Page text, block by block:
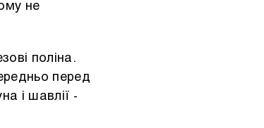
не
поліна.
перед
і шавлії -